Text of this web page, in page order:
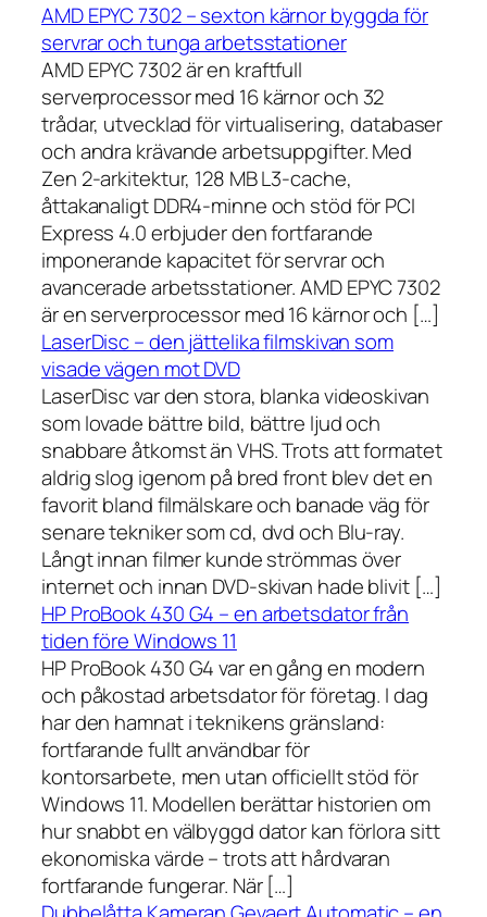
AMD EPYC 7302 – sexton kärnor byggda för
servrar och tunga arbetsstationer
AMD EPYC 7302 är en kraftfull
serverprocessor med 16 kärnor och 32
trådar, utvecklad för virtualisering, databaser
och andra krävande arbetsuppgifter. Med
Zen 2-arkitektur, 128 MB L3-cache,
åttakanaligt DDR4-minne och stöd för PCI
Express 4.0 erbjuder den fortfarande
imponerande kapacitet för servrar och
avancerade arbetsstationer. AMD EPYC 7302
är en serverprocessor med 16 kärnor och […]
LaserDisc – den jättelika filmskivan som
visade vägen mot DVD
LaserDisc var den stora, blanka videoskivan
som lovade bättre bild, bättre ljud och
snabbare åtkomst än VHS. Trots att formatet
aldrig slog igenom på bred front blev det en
favorit bland filmälskare och banade väg för
senare tekniker som cd, dvd och Blu-ray.
Långt innan filmer kunde strömmas över
internet och innan DVD-skivan hade blivit […]
HP ProBook 430 G4 – en arbetsdator från
tiden före Windows 11
HP ProBook 430 G4 var en gång en modern
och påkostad arbetsdator för företag. I dag
har den hamnat i teknikens gränsland:
fortfarande fullt användbar för
kontorsarbete, men utan officiellt stöd för
Windows 11. Modellen berättar historien om
hur snabbt en välbyggd dator kan förlora sitt
ekonomiska värde – trots att hårdvaran
fortfarande fungerar. När […]